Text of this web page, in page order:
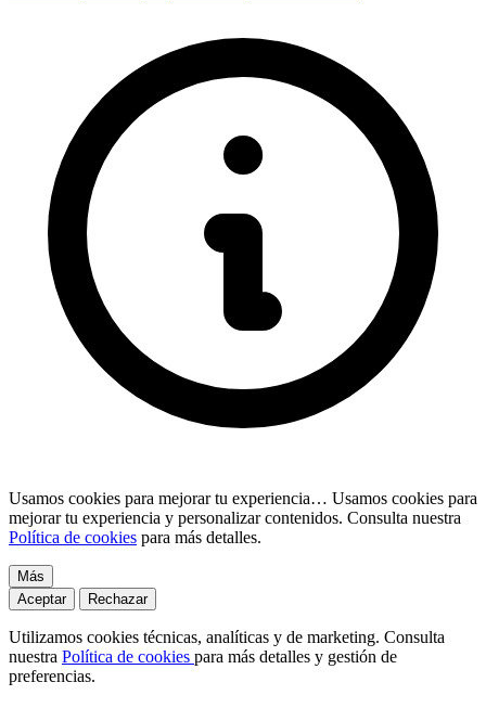
Usamos cookies para mejorar tu experiencia… Usamos cookies para
mejorar tu experiencia y personalizar contenidos. Consulta nuestra
Política de cookies para más detalles.
Más
Aceptar
Rechazar
Utilizamos cookies técnicas, analíticas y de marketing. Consulta
nuestra Política de cookies para más detalles y gestión de
preferencias.